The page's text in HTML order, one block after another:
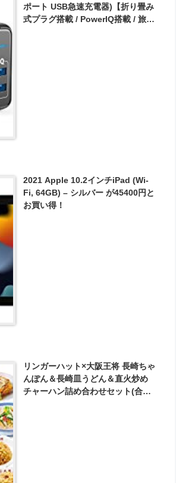
ポート USB急速充電器)【折り畳み
式プラグ搭載 / PowerIQ搭載 / 旅行
2021 Apple 10.2インチiPad (Wi-
Fi, 64GB) – シルバー が45400円と
お買い得！
リンガーハット×大阪王将 長崎ちゃ
んぽん＆長崎皿うどん＆直火炒め
チャーハン詰め合わせセット(合計8